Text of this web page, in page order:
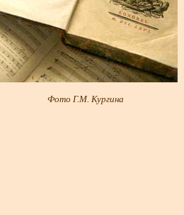
Фото Г.М. Кургина